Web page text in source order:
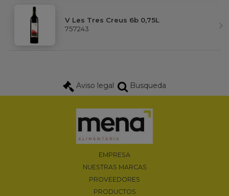
V Les Tres Creus 6b 0,75L
757243
Aviso legal Busqueda
EMPRESA
NUESTRAS MARCAS
PROVEEDORES
PRODUCTOS